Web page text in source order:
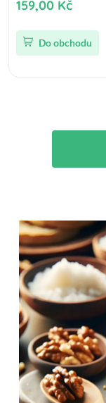
159,00 Kč
Do obchodu